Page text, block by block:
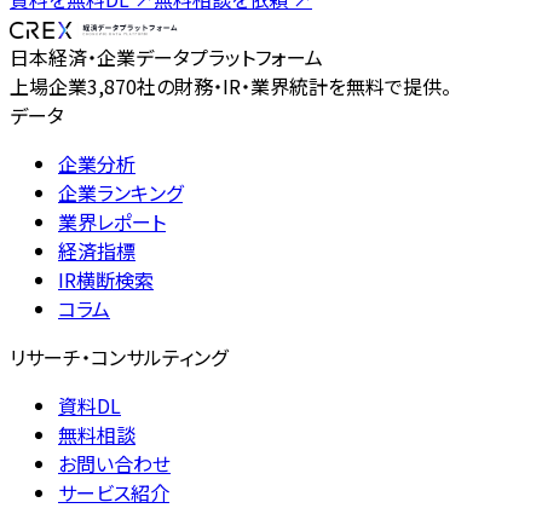
日本経済・企業データプラットフォーム
上場企業3,870社の財務・IR・業界統計を無料で提供。
データ
企業分析
企業ランキング
業界レポート
経済指標
IR横断検索
コラム
リサーチ・コンサルティング
資料DL
無料相談
お問い合わせ
サービス紹介